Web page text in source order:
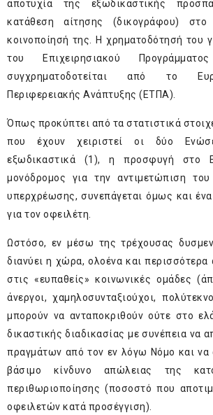
αποτυχία της εξωδικαστικής
κατάθεση αίτησης (δικογράφου) στο
κοινοποίησή της. Η χρηματοδότησή του
του Επιχειρησιακού
συγχρηματοδοτείται από το
Περιφερειακής Ανάπτυξης (ΕΤΠΑ).
Όπως προκύπτει από τα στατιστικά
που έχουν χειριστεί οι δύο
εξωδικαστικά (1), η προσφυγή στο
μονόδρομος για την αντιμετώπιση
υπερχρέωσης, συνεπάγεται όμως και
για τον οφειλέτη.
Ωστόσο, εν μέσω της τρέχουσας
διανύει η χώρα, ολοένα και
στις «ευπαθείς» κοινωνικές ομάδες
άνεργοι, χαμηλοσυνταξιούχοι,
μπορούν να ανταποκριθούν ούτε στο
δικαστικής διαδικασίας με συνέπεια να
πραγμάτων από τον εν λόγω Νόμο και να
βάσιμο κίνδυνο απώλειας της
περιθωριοποίησης (ποσοστό που
οφειλετών κατά προσέγγιση).